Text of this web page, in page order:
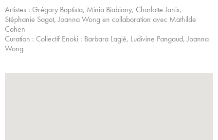
Artistes : Grégory Baptista, Minia Biabiany, Charlotte Janis,
Stéphanie Sagot, Joanna Wong en collaboration avec Mathilde
Cohen
Curation : Collectif Enoki : Barbara Lagié, Ludivine Pangaud, Joanna
Wong